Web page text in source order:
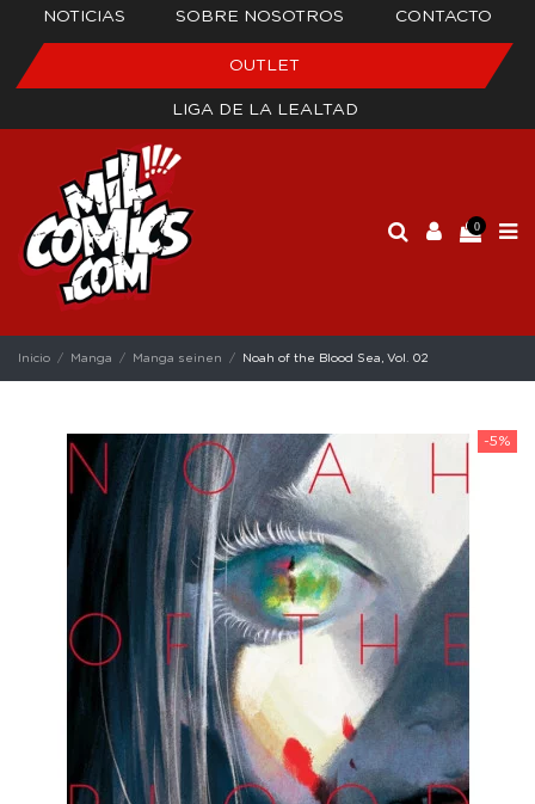
NOTICIAS SOBRE NOSOTROS CONTACTO
OUTLET
LIGA DE LA LEALTAD
0
Inicio Manga Manga seinen Noah of the Blood Sea, Vol. 02
-5%